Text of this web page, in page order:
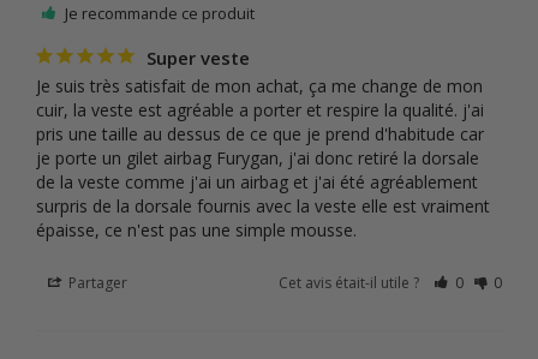
Je recommande ce produit
Super veste
Je suis très satisfait de mon achat, ça me change de mon
cuir, la veste est agréable a porter et respire la qualité. j'ai
pris une taille au dessus de ce que je prend d'habitude car
je porte un gilet airbag Furygan, j'ai donc retiré la dorsale
de la veste comme j'ai un airbag et j'ai été agréablement
surpris de la dorsale fournis avec la veste elle est vraiment
épaisse, ce n'est pas une simple mousse.
Partager Cet avis était-il utile ? 0 0